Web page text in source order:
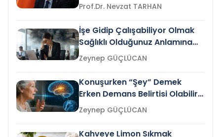
Prof.Dr. Nevzat TARHAN
İşe Gidip Çalışabiliyor Olmak
Sağlıklı Olduğunuz Anlamına
Gelir mi?Zeynep GÜÇLÜCAN
Konuşurken “Şey” Demek
Erken Demans Belirtisi Olabilir
mi?
Zeynep GÜÇLÜCAN
Kahveye Limon Sıkmak